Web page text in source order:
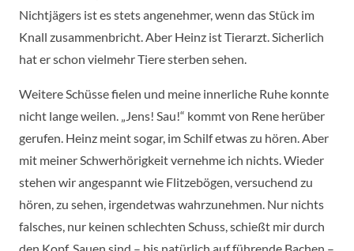
Nichtjägers ist es stets angenehmer, wenn das Stück im
Knall zusammenbricht. Aber Heinz ist Tierarzt. Sicherlich
hat er schon vielmehr Tiere sterben sehen.
Weitere Schüsse fielen und meine innerliche Ruhe konnte
nicht lange weilen. „Jens! Sau!“ kommt von Rene herüber
gerufen. Heinz meint sogar, im Schilf etwas zu hören. Aber
mit meiner Schwerhörigkeit vernehme ich nichts. Wieder
stehen wir angespannt wie Flitzebögen, versuchend zu
hören, zu sehen, irgendetwas wahrzunehmen. Nur nichts
falsches, nur keinen schlechten Schuss, schießt mir durch